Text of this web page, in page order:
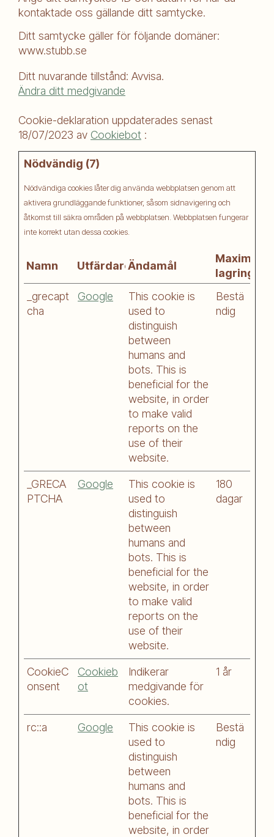
kontaktade oss gällande ditt samtycke.
Ditt samtycke gäller för följande domäner:
www.stubb.se
Ditt nuvarande tillstånd: Avvisa.
Ändra ditt medgivande
Cookie-deklaration uppdaterades senast
18/07/2023 av Cookiebot :
Nödvändig (7)
Nödvändiga cookies låter dig använda webbplatsen genom att
aktivera grundläggande funktioner, såsom sidnavigering och
åtkomst till säkra områden på webbplatsen. Webbplatsen fungerar
inte korrekt utan dessa cookies.
Namn UtfärdareÄndamål
Maximal
_grecapt
cha
Google
This cookie is
used to
distinguish
between
humans and
bots. This is
beneficial for the
website, in order
to make valid
reports on the
use of their
website.
Bestä
ndig
_GRECA
PTCHA
Google
This cookie is
used to
distinguish
between
humans and
bots. This is
beneficial for the
website, in order
to make valid
reports on the
use of their
website.
180
dagar
CookieC
onsent
Cookieb
ot
Indikerar
medgivande för
cookies.
1 år
rc::a Google
This cookie is
used to
distinguish
between
humans and
bots. This is
beneficial for the
website, in order
Bestä
ndig